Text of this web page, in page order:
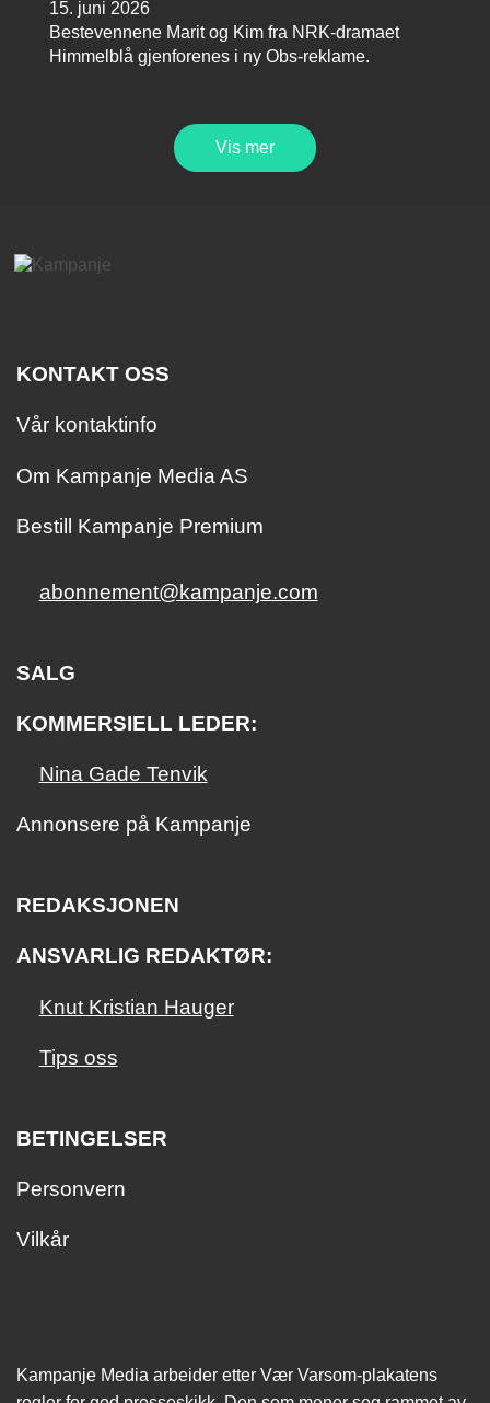
15. juni 2026
Bestevennene Marit og Kim fra NRK-dramaet
Himmelblå gjenforenes i ny Obs-reklame.
Vis mer
KONTAKT OSS
Vår kontaktinfo
Om Kampanje Media AS
Bestill Kampanje Premium
abonnement@kampanje.com
SALG
KOMMERSIELL LEDER:
Nina Gade Tenvik
Annonsere på Kampanje
REDAKSJONEN
ANSVARLIG REDAKTØR:
Knut Kristian Hauger
Tips oss
BETINGELSER
Personvern
Vilkår
Kampanje Media arbeider etter Vær Varsom-plakatens